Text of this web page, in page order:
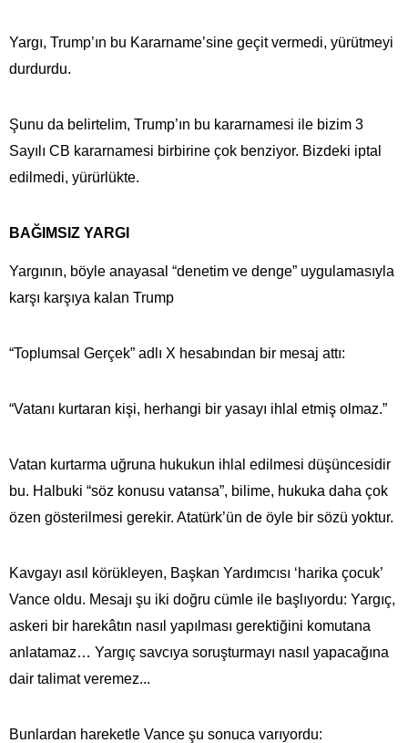
Yargı, Trump’ın bu Kararname’sine geçit vermedi, yürütmeyi
durdurdu.
Şunu da belirtelim, Trump’ın bu kararnamesi ile bizim 3
Sayılı CB kararnamesi birbirine çok benziyor. Bizdeki iptal
edilmedi, yürürlükte.
BAĞIMSIZ YARGI
Yargının, böyle anayasal “denetim ve denge” uygulamasıyla
karşı karşıya kalan Trump
“Toplumsal Gerçek” adlı X hesabından bir mesaj attı:
“Vatanı kurtaran kişi, herhangi bir yasayı ihlal etmiş olmaz.”
Vatan kurtarma uğruna hukukun ihlal edilmesi düşüncesidir
bu. Halbuki “söz konusu vatansa”, bilime, hukuka daha çok
özen gösterilmesi gerekir. Atatürk’ün de öyle bir sözü yoktur.
Kavgayı asıl körükleyen, Başkan Yardımcısı ‘harika çocuk’
Vance oldu. Mesajı şu iki doğru cümle ile başlıyordu: Yargıç,
askeri bir harekâtın nasıl yapılması gerektiğini komutana
anlatamaz… Yargıç savcıya soruşturmayı nasıl yapacağına
dair talimat veremez...
Bunlardan hareketle Vance şu sonuca varıyordu: